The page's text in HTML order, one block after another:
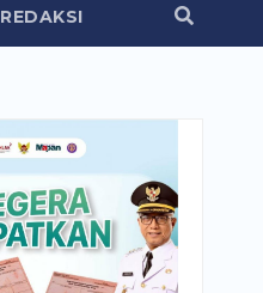
REDAKSI